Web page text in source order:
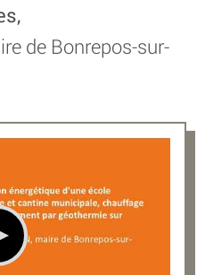
de Bonrepos-sur-